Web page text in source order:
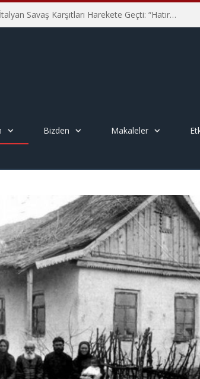
Hiroşima’nın 81. Yılında İtalyan Savaş Karşıtları Harekete Geçti: “Hatırlamak yeterli değil”
Bizden Makaleler